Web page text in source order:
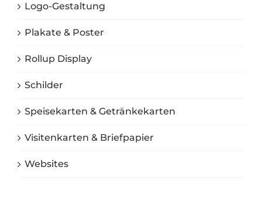
Logo-Gestaltung
Plakate & Poster
Rollup Display
Schilder
Speisekarten & Getränkekarten
Visitenkarten & Briefpapier
Websites